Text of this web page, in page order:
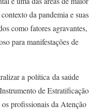
da pandemia e suas
como fatores agravantes,
para manifestações de
a política da saúde
de Estratificação
profissionais da Atenção